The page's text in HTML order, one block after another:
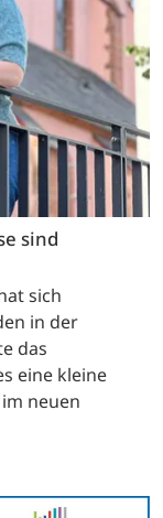
sind
sich
in der
das
eine kleine
neuen